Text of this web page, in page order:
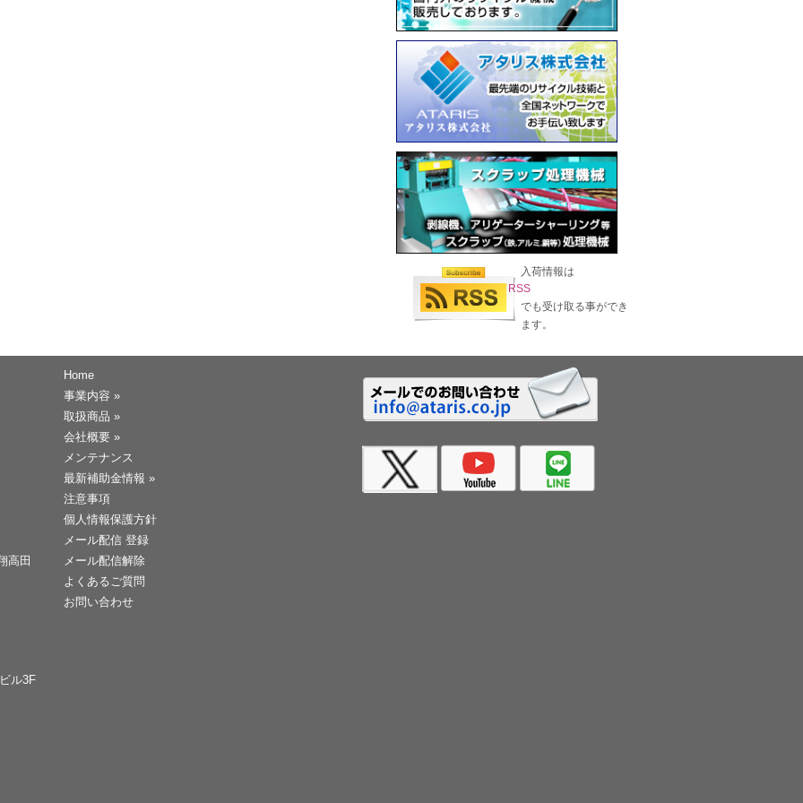
入荷情報は
RSS
でも受け取る事ができ
ます。
高田
ル3F
Home
事業内容 »
取扱商品 »
会社概要 »
メンテナンス
最新補助金情報 »
注意事項
個人情報保護方針
メール配信 登録
メール配信解除
よくあるご質問
お問い合わせ